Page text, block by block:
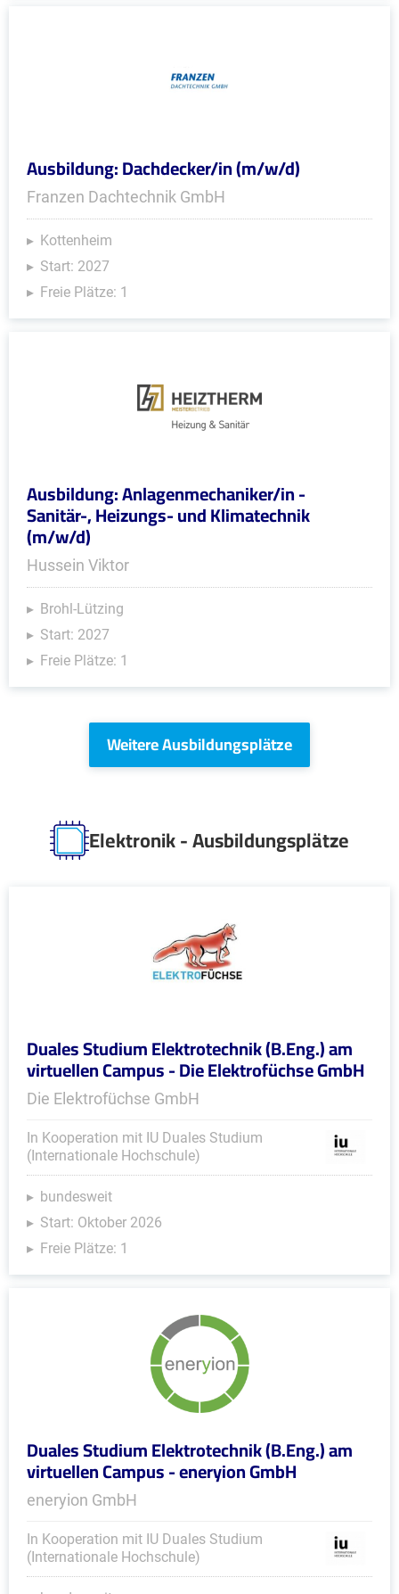
Ausbildung: Dachdecker/in (m/w/d)
Franzen Dachtechnik GmbH
Kottenheim
Start: 2027
Freie Plätze: 1
Ausbildung: Anlagenmechaniker/in -
Sanitär-, Heizungs- und Klimatechnik
(m/w/d)
Hussein Viktor
Brohl-Lützing
Start: 2027
Freie Plätze: 1
Weitere Ausbildungsplätze
Elektronik - Ausbildungsplätze
Duales Studium Elektrotechnik (B.Eng.) am
virtuellen Campus - Die Elektrofüchse GmbH
Die Elektrofüchse GmbH
In Kooperation mit IU Duales Studium
(Internationale Hochschule)
bundesweit
Start: Oktober 2026
Freie Plätze: 1
Duales Studium Elektrotechnik (B.Eng.) am
virtuellen Campus - eneryion GmbH
eneryion GmbH
In Kooperation mit IU Duales Studium
(Internationale Hochschule)